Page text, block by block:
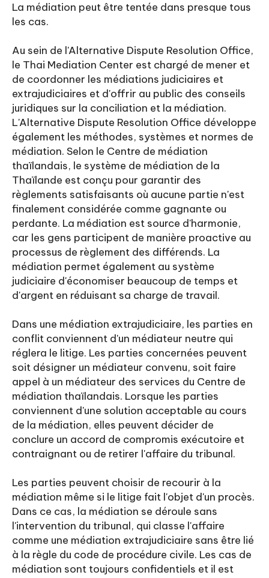
La médiation peut être tentée dans presque tous
les cas.
Au sein de l'Alternative Dispute Resolution Office,
le Thai Mediation Center est chargé de mener et
de coordonner les médiations judiciaires et
extrajudiciaires et d'offrir au public des conseils
juridiques sur la conciliation et la médiation.
L'Alternative Dispute Resolution Office développe
également les méthodes, systèmes et normes de
médiation. Selon le Centre de médiation
thaïlandais, le système de médiation de la
Thaïlande est conçu pour garantir des
règlements satisfaisants où aucune partie n'est
finalement considérée comme gagnante ou
perdante. La médiation est source d'harmonie,
car les gens participent de manière proactive au
processus de règlement des différends. La
médiation permet également au système
judiciaire d'économiser beaucoup de temps et
d'argent en réduisant sa charge de travail.
Dans une médiation extrajudiciaire, les parties en
conflit conviennent d'un médiateur neutre qui
réglera le litige. Les parties concernées peuvent
soit désigner un médiateur convenu, soit faire
appel à un médiateur des services du Centre de
médiation thaïlandais. Lorsque les parties
conviennent d'une solution acceptable au cours
de la médiation, elles peuvent décider de
conclure un accord de compromis exécutoire et
contraignant ou de retirer l'affaire du tribunal.
Les parties peuvent choisir de recourir à la
médiation même si le litige fait l'objet d'un procès.
Dans ce cas, la médiation se déroule sans
l'intervention du tribunal, qui classe l'affaire
comme une médiation extrajudiciaire sans être lié
à la règle du code de procédure civile. Les cas de
médiation sont toujours confidentiels et il est